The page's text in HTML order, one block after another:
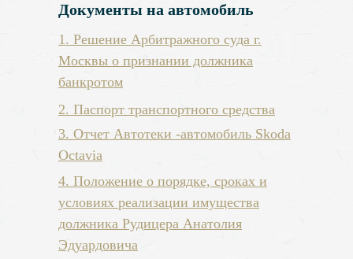
Документы на автомобиль
2. Паспорт транспортного средства
3. Отчет Автотеки -автомобиль Skoda
Octavia
1. Решение Арбитражного суда г.
Москвы о признании должника
банкротом
4. Положение о порядке, сроках и
условиях реализации имущества
должника Рудицера Анатолия
Эдуардовича